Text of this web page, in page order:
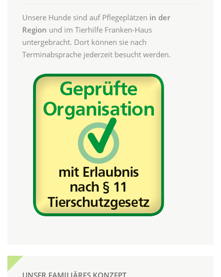
Unsere Hunde sind auf Pflegeplätzen in der
Region und im Tierhilfe Franken-Haus
untergebracht. Dort können sie nach
Terminabsprache jederzeit besucht werden.